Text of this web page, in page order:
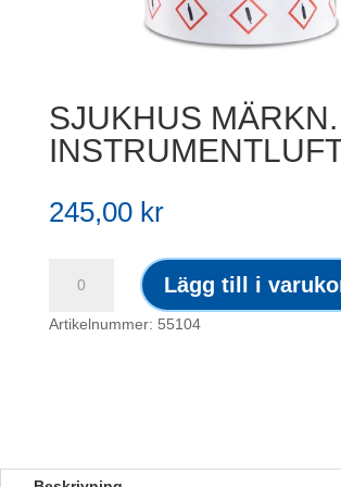
SJUKHUS MÄRKN.
245,00 kr
MÄRKN.
INSTRUMENTLUFT
Lägg till i
Artikelnummer: 55104